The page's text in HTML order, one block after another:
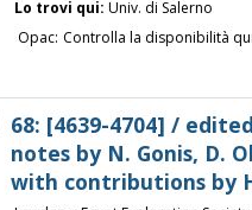
Lo trovi qui: Univ. di Salerno
Opac: Controlla la disponibilità
68: [4639-4704] /
notes by N. Gonis, D.
with contributions by